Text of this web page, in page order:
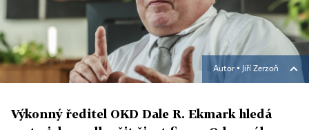
Autor ▪ Jiří Zerzoň
Výkonný ředitel OKD Dale R. Ekmark hledá